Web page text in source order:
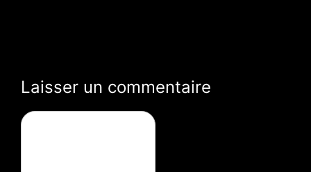
Laisser un commentaire
Commentaire